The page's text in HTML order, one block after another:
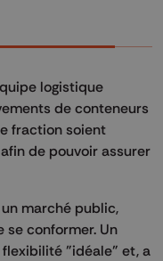
logistique
de conteneurs
fraction soient
de pouvoir assurer
marché public,
se conformer. Un
"idéale" et, a